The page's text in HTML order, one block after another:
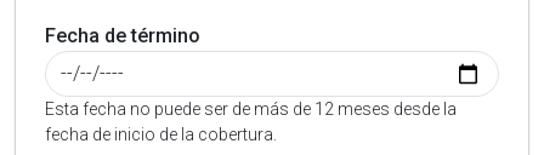
Fecha de término
Esta fecha no puede ser de más de 12 meses desde la
fecha de inicio de la cobertura.